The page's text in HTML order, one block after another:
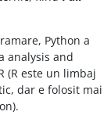
Python a
analysis and
(R este un limbaj
dar e folosit mai